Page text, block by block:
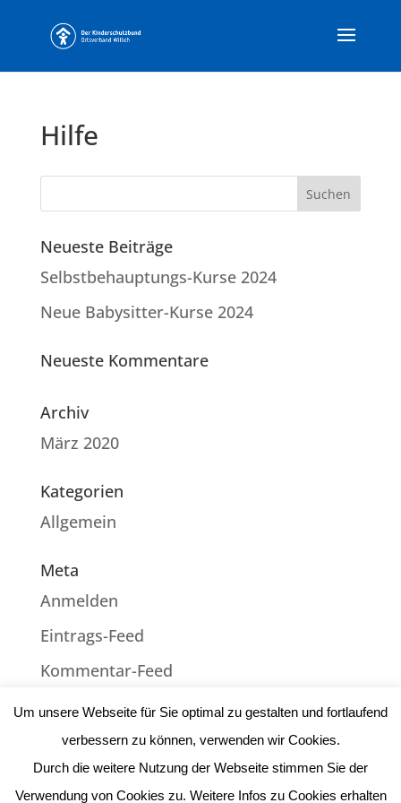
Hilfe
Neueste Beiträge
Selbstbehauptungs-Kurse 2024
Neue Babysitter-Kurse 2024
Neueste Kommentare
Archiv
März 2020
Kategorien
Allgemein
Meta
Anmelden
Eintrags-Feed
Kommentar-Feed
WordPress.org
Impressum|Datenschutz| Webdesign:
Um unsere Webseite für Sie optimal zu gestalten und fortlaufend
verbessern zu können, verwenden wir Cookies.
Durch die weitere Nutzung der Webseite stimmen Sie der
Verwendung von Cookies zu. Weitere Infos zu Cookies erhalten